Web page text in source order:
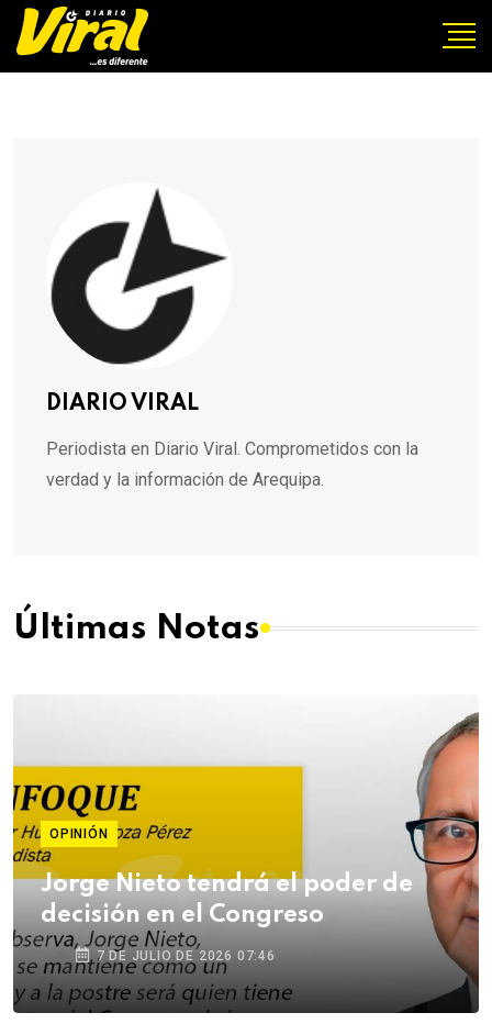
DIARIO VIRAL
Periodista en Diario Viral. Comprometidos con la
verdad y la información de Arequipa.
Últimas Notas
OPINIÓN
Jorge Nieto tendrá el poder de
decisión en el Congreso
7 DE JULIO DE 2026 07:46